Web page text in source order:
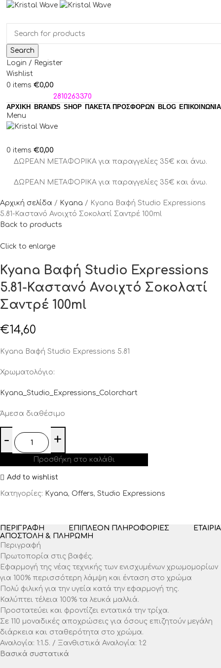
Search
Login / Register
Wishlist
0 items €0,00
2810263370
ΑΡΧΙΚΗ
BRANDS SHOP ΠΑΚΈΤΑ ΠΡΟΣΦΟΡΏΝ BLOG ΕΠΙΚΟΙΝΩΝΙΑ
Menu
0 items €0,00
ΔΩΡΕΑΝ ΜΕΤΑΦΟΡΙΚΑ για παραγγελίες 35€ και άνω.
ΔΩΡΕΑΝ ΜΕΤΑΦΟΡΙΚΑ για παραγγελίες 35€ και άνω.
Αρχική σελίδα Kyana
Kyana Βαφή Studio Expressions
5.81-Καστανό Ανοιχτό Σοκολατί Σαντρέ 100ml
Back to products
Click to enlarge
Kyana Βαφή Studio Expressions
5.81-Καστανό Ανοιχτό Σοκολατί
Σαντρέ 100ml
€14,60
Kyana Βαφή Studio Expressions 5.81
Χρωματολόγιο:
Kyana_Studio_Expressions_Colorchart
Άμεσα διαθέσιμο
Προσθήκη στο καλάθι
Add to wishlist
Κατηγορίες: Kyana, Offers, Studio Expressions
ΠΕΡΙΓΡΑΦΉ ΕΠΙΠΛΈΟΝ ΠΛΗΡΟΦΟΡΊΕΣ
ΕΤΑΙΡΊΑ
ΑΠΟΣΤΟΛΉ & ΠΛΗΡΩΜΉ
Περιγραφή
Πρωτοπορία στις βαφές.
Εφαρμογή της νέας τεχνικής των ενισχυμένων χρωμομορίων
για 100% περισσότερη λάμψη και ένταση στο χρώμα
Πολύ φιλική για την υγεία κατά την εφαρμογή της.
Καλύπτει τέλεια 100% τα λευκά μαλλιά.
Προστατεύει και φροντίζει εντατικά την τρίχα.
Σε 110 μοναδικές αποχρώσεις για όσους επιζητούν μεγάλη
διάρκεια και σταθερότητα στο χρώμα.
Αναλογία: 1:1.5. / Ξανθιστικά Αναλογία: 1:2
Βασικά συστατικά